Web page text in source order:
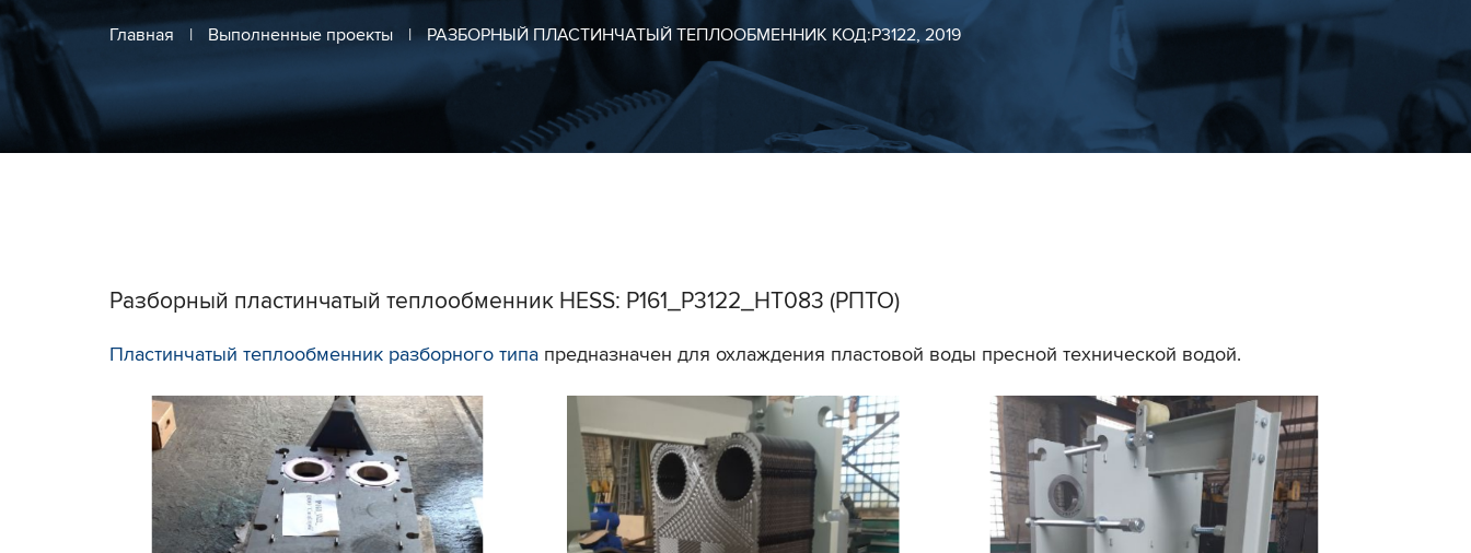
Главная | Выполненные проекты | РАЗБОРНЫЙ ПЛАСТИНЧАТЫЙ ТЕПЛООБМЕННИК КОД:Р3122, 2019
Разборный пластинчатый теплообменник HESS: Р161_Р3122_HT083 (РПТО)
Пластинчатый теплообменник разборного типа предназначен для охлаждения пластовой воды пресной технической водой.